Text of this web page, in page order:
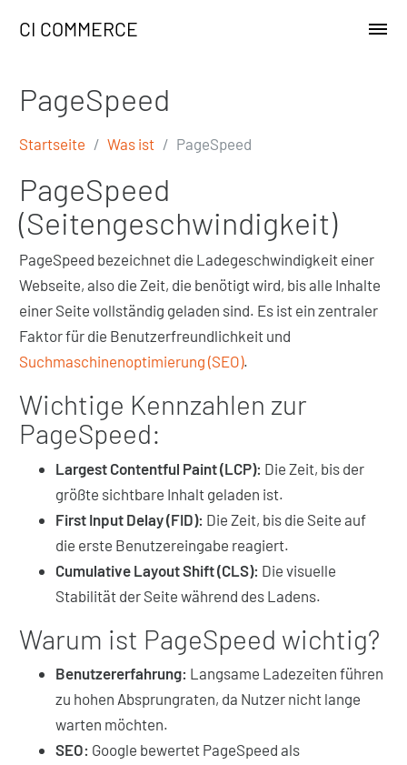
CI COMMERCE
PageSpeed
Startseite Was ist PageSpeed
PageSpeed
(Seitengeschwindigkeit)
PageSpeed bezeichnet die Ladegeschwindigkeit einer
Webseite, also die Zeit, die benötigt wird, bis alle Inhalte
einer Seite vollständig geladen sind. Es ist ein zentraler
Faktor für die Benutzerfreundlichkeit und
Suchmaschinenoptimierung (SEO).
Wichtige Kennzahlen zur
PageSpeed:
Largest Contentful Paint (LCP): Die Zeit, bis der
größte sichtbare Inhalt geladen ist.
First Input Delay (FID): Die Zeit, bis die Seite auf
die erste Benutzereingabe reagiert.
Cumulative Layout Shift (CLS): Die visuelle
Stabilität der Seite während des Ladens.
Warum ist PageSpeed wichtig?
Benutzererfahrung: Langsame Ladezeiten führen
zu hohen Absprungraten, da Nutzer nicht lange
warten möchten.
SEO: Google bewertet PageSpeed als